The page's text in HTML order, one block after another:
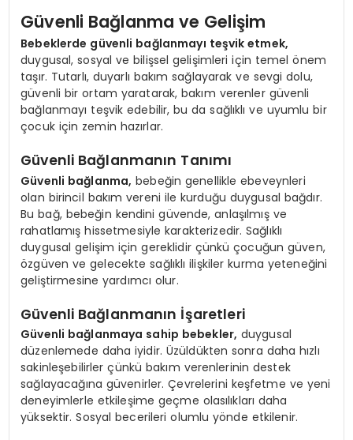
Güvenli Bağlanma ve Gelişim
Bebeklerde güvenli bağlanmayı teşvik etmek,
duygusal, sosyal ve bilişsel gelişimleri için temel önem
taşır. Tutarlı, duyarlı bakım sağlayarak ve sevgi dolu,
güvenli bir ortam yaratarak, bakım verenler güvenli
bağlanmayı teşvik edebilir, bu da sağlıklı ve uyumlu bir
çocuk için zemin hazırlar.
Güvenli Bağlanmanın Tanımı
Güvenli bağlanma, bebeğin genellikle ebeveynleri
olan birincil bakım vereni ile kurduğu duygusal bağdır.
Bu bağ, bebeğin kendini güvende, anlaşılmış ve
rahatlamış hissetmesiyle karakterizedir. Sağlıklı
duygusal gelişim için gereklidir çünkü çocuğun güven,
özgüven ve gelecekte sağlıklı ilişkiler kurma yeteneğini
geliştirmesine yardımcı olur.
Güvenli Bağlanmanın İşaretleri
Güvenli bağlanmaya sahip bebekler, duygusal
düzenlemede daha iyidir. Üzüldükten sonra daha hızlı
sakinleşebilirler çünkü bakım verenlerinin destek
sağlayacağına güvenirler. Çevrelerini keşfetme ve yeni
deneyimlerle etkileşime geçme olasılıkları daha
yüksektir. Sosyal becerileri olumlu yönde etkilenir.